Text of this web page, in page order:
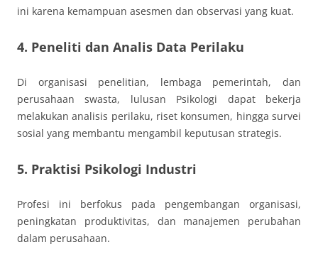
ini karena kemampuan asesmen dan observasi yang kuat.
4. Peneliti dan Analis Data Perilaku
Di organisasi penelitian, lembaga pemerintah, dan
perusahaan swasta, lulusan Psikologi dapat bekerja
melakukan analisis perilaku, riset konsumen, hingga survei
sosial yang membantu mengambil keputusan strategis.
5. Praktisi Psikologi Industri
Profesi ini berfokus pada pengembangan organisasi,
peningkatan produktivitas, dan manajemen perubahan
dalam perusahaan.